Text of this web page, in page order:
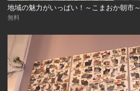
地域の魅力がいっぱい！～こまおか朝市～
無料